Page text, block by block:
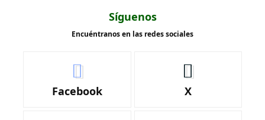
Síguenos
Encuéntranos en las redes sociales
Facebook X